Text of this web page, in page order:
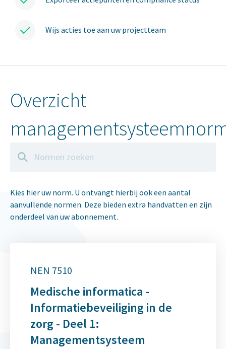
Wijs acties toe aan uw projectteam
Overzicht
Zoeken
Kies hier uw norm. U ontvangt hierbij ook een aantal
aanvullende normen. Deze bieden extra handvatten en zijn
onderdeel van uw abonnement.
NEN 7510
Medische informatica -
Informatiebeveiliging in de
zorg - Deel 1:
Managementsysteem